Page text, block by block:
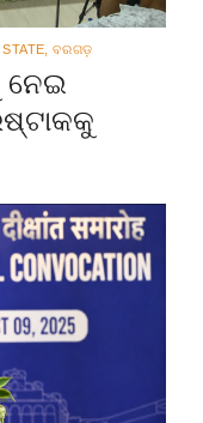
STATE ବରଗଡ଼
ନେଇ